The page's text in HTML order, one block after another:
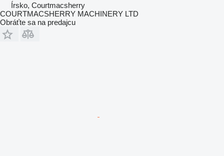
Írsko, Courtmacsherry
COURTMACSHERRY MACHINERY LTD
Obráťte sa na predajcu